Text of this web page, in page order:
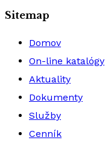
Sitemap
Domov
On-line katalógy
Aktuality
Dokumenty
Služby
Cenník